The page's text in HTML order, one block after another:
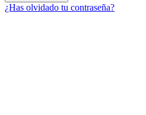
¿Has olvidado tu contraseña?